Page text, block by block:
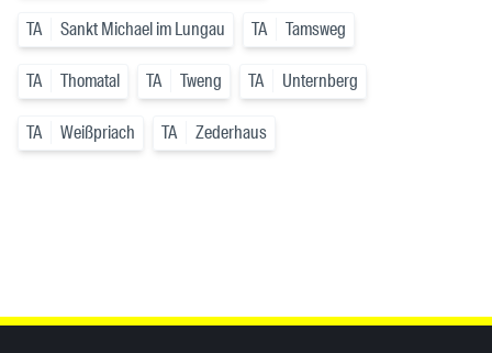
TA Sankt Michael im Lungau TA Tamsweg
TA Thomatal TA Tweng TA Unternberg
TA Weißpriach TA Zederhaus